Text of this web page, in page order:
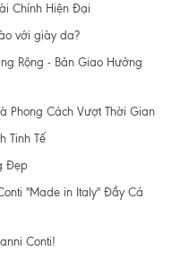
Chính Hiện Đại
với giày da?
Rộng - Bản Giao Hưởng
Phong Cách Vượt Thời Gian
Tinh Tế
Đẹp
"Made in Italy" Đầy Cá
Conti!